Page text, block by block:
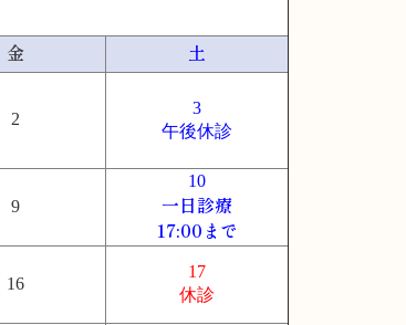
金 土
2
3
午後休診
9
10
一日診療
17:00まで
16
17
休診